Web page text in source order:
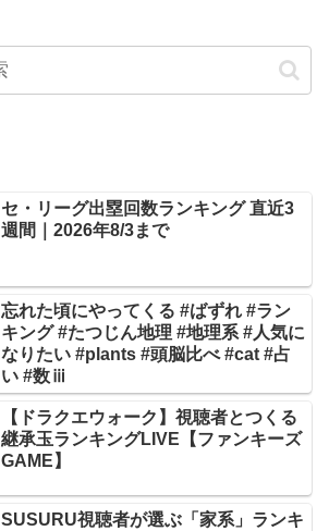
セ・リーグ出塁回数ランキング 直近3
週間｜2026年8/3まで
忘れた頃にやってくる #ばずれ #ラン
キング #たつじん地理 #地理系 #人気に
なりたい #plants #頭脳比べ #cat #占
い #数ⅲ
【ドラクエウォーク】視聴者とつくる
継承玉ランキングLIVE【ファンキーズ
GAME】
SUSURU視聴者が選ぶ「家系」ランキ